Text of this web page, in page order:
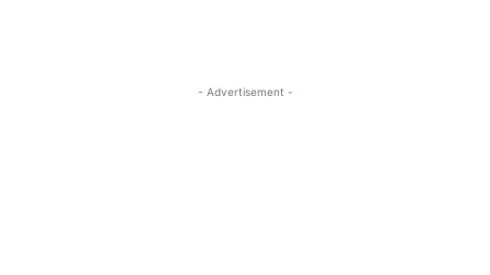
- Advertisement -